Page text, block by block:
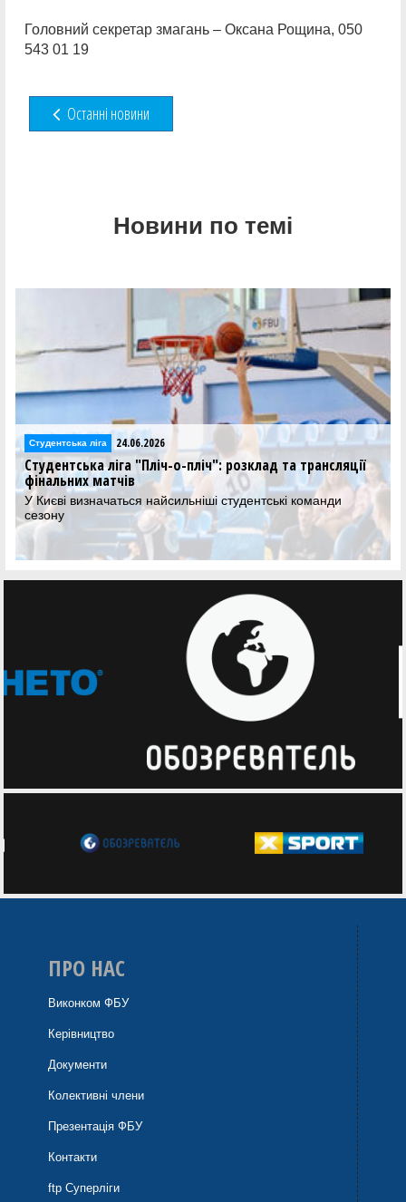
Головний секретар змагань – Оксана Рощина, 050
543 01 19
Останні новини
Новини по темі
Студентська ліга 24.06.2026
Студентська ліга "Пліч-о-пліч": розклад та трансляції
фінальних матчів
У Києві визначаться найсильніші студентські команди
сезону
ПРО НАС
Виконком ФБУ
Керівництво
Документи
Колективні члени
Презентація ФБУ
Контакти
ftp Суперліги